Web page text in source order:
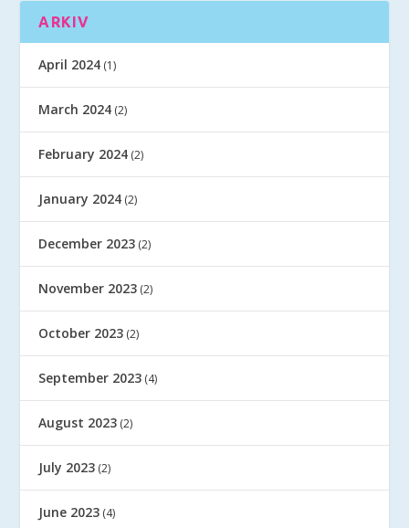
ARKIV
April 2024 (1)
March 2024 (2)
February 2024 (2)
January 2024 (2)
December 2023 (2)
November 2023 (2)
October 2023 (2)
September 2023 (4)
August 2023 (2)
July 2023 (2)
June 2023 (4)